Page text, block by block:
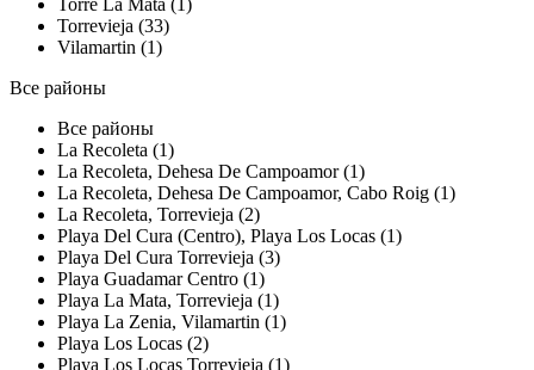
Torre La Mata (1)
Torrevieja (33)
Vilamartin (1)
Все районы
Все районы
La Recoleta (1)
La Recoleta, Dehesa De Campoamor (1)
La Recoleta, Dehesa De Campoamor, Cabo Roig (1)
La Recoleta, Torrevieja (2)
Playa Del Cura (Centro), Playa Los Locas (1)
Playa Del Cura Torrevieja (3)
Playa Guadamar Centro (1)
Playa La Mata, Torrevieja (1)
Playa La Zenia, Vilamartin (1)
Playa Los Locas (2)
Playa Los Locas Torrevieja (1)